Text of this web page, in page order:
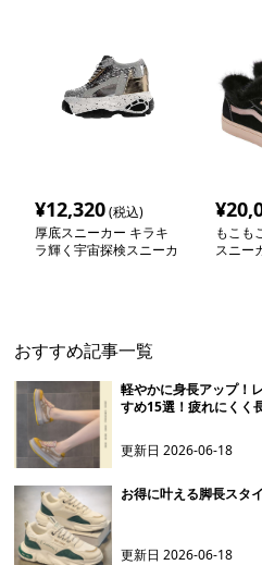
¥12,320(税込)
厚底スニーカー キラキ
ラ輝く宇宙探検スニーカ
¥
もこも
スニー
おすすめ記事一覧
軽やかに身長アップ！
すめ15選！疲れにくく
更新日2026-06-18
お得に叶える脚長スタ
更新日2026-06-18